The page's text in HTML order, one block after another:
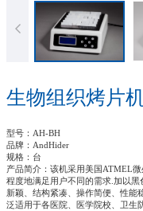
生物组织烤片
型号 ：AH-BH
品牌 ：AndHider
规格 ：台
产品简介 ：该机采用美国ATMEL
程度地满足用户不同的需求.加以
新颖、结构紧凑、操作简便、性能
泛适用于各医院、医学院校、卫生